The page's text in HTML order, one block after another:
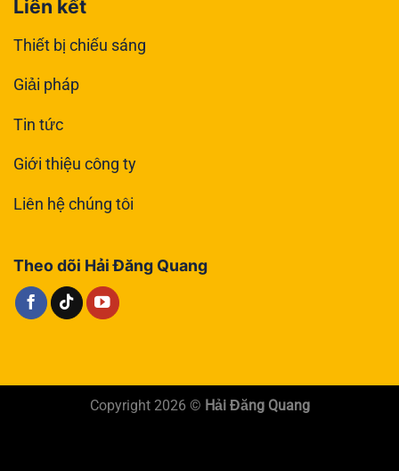
Liên kết
Thiết bị chiếu sáng
Giải pháp
Tin tức
Giới thiệu công ty
Liên hệ chúng tôi
Theo dõi Hải Đăng Quang
Copyright 2026 © Hải Đăng Quang